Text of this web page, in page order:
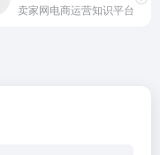
卖家网电商运营知识平台